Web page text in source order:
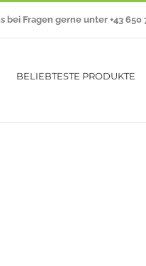
bei Fragen gerne unter +43 650
BELIEBTESTE PRODUKTE